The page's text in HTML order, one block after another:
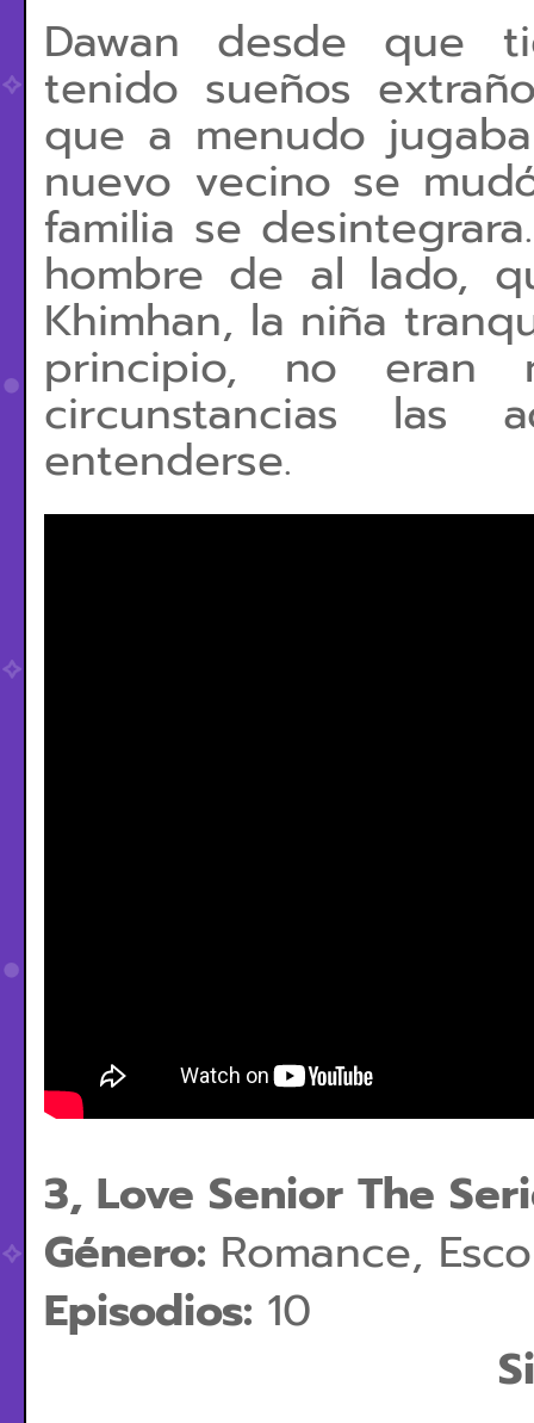
Dawan desde que
tenido sueños
que a menudo
nuevo vecino se
familia se
hombre de al lado,
Khimhan, la niña
principio, no eran
circunstancias las
entenderse.
3, Love Senior The
Género: Romance,
Episodios: 10